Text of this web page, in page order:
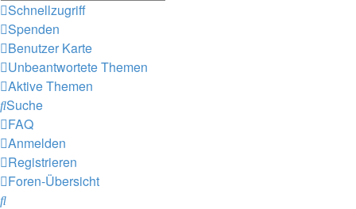
Schnellzugriff
Spenden
Benutzer Karte
Unbeantwortete Themen
Aktive Themen
Suche
FAQ
Anmelden
Registrieren
Foren-Übersicht
Suche